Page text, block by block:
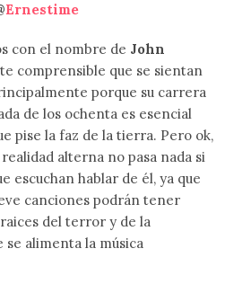
Ernestime
con el nombre de John
comprensible que se sientan
porque su carrera
de los ochenta es esencial
pise la faz de la tierra. Pero ok,
alterna no pasa nada si
escuchan hablar de él, ya que
canciones podrán tener
del terror y de la
alimenta la música